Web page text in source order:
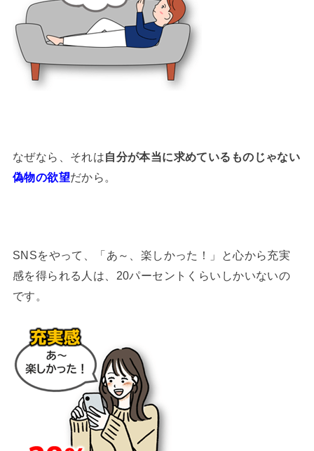
なぜなら、それは自分が本当に求めているものじゃない
偽物の欲望だから。
SNSをやって、「あ～、楽しかった！」と心から充実
感を得られる人は、20パーセントくらいしかいないの
です。